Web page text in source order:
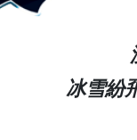
冰雪紛